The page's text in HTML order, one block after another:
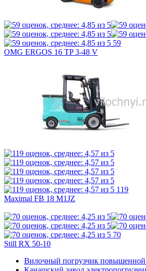
59
OMG ERGOS 16 TP 3-48 V
119
Maximal FB 18 M1JZ
70
Still RX 50-10
Вилочный погрузчик повышенной